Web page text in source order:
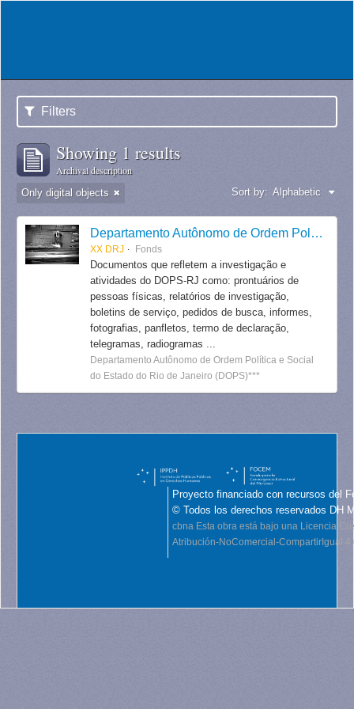
Filters
Showing 1 results
Archival description
Only digital objects Sort by: Alphabetic
Departamento Autônomo de Ordem Política e Social do Estado do Rio de Janeiro
XX DRJ Fonds
Documentos que refletem a investigação e
atividades do DOPS-RJ como: prontuários de
pessoas físicas, relatórios de investigação,
boletins de serviço, pedidos de busca, informes,
fotografias, panfletos, termo de declaração,
telegramas, radiogramas ...
Departamento Autônomo de Ordem Política e Social
do Estado do Rio de Janeiro (DOPS)***
Proyecto financiado con recursos del
© Todos los derechos reservados DH
cbna Esta obra está bajo una Licencia
Atribución-NoComercial-CompartirIgual